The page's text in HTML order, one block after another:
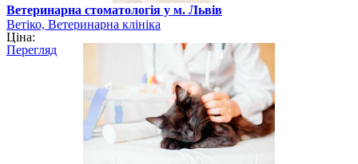
Ветеринарна стоматологія у м. Львів
Ветіко, Ветеринарна клініка
Ціна:
Перегляд